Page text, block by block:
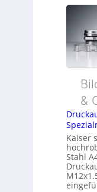
&
Kaiser
Stahl